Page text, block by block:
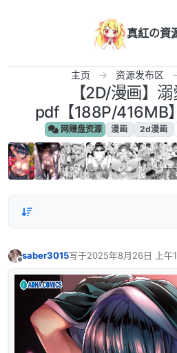
真紅の資
主页 资源发布区
【2D/漫画】
pdf【188P/416MB
网赚盘资源 漫画 2d漫画
saber3015写于2025年8月26日 上午
最后由 编辑